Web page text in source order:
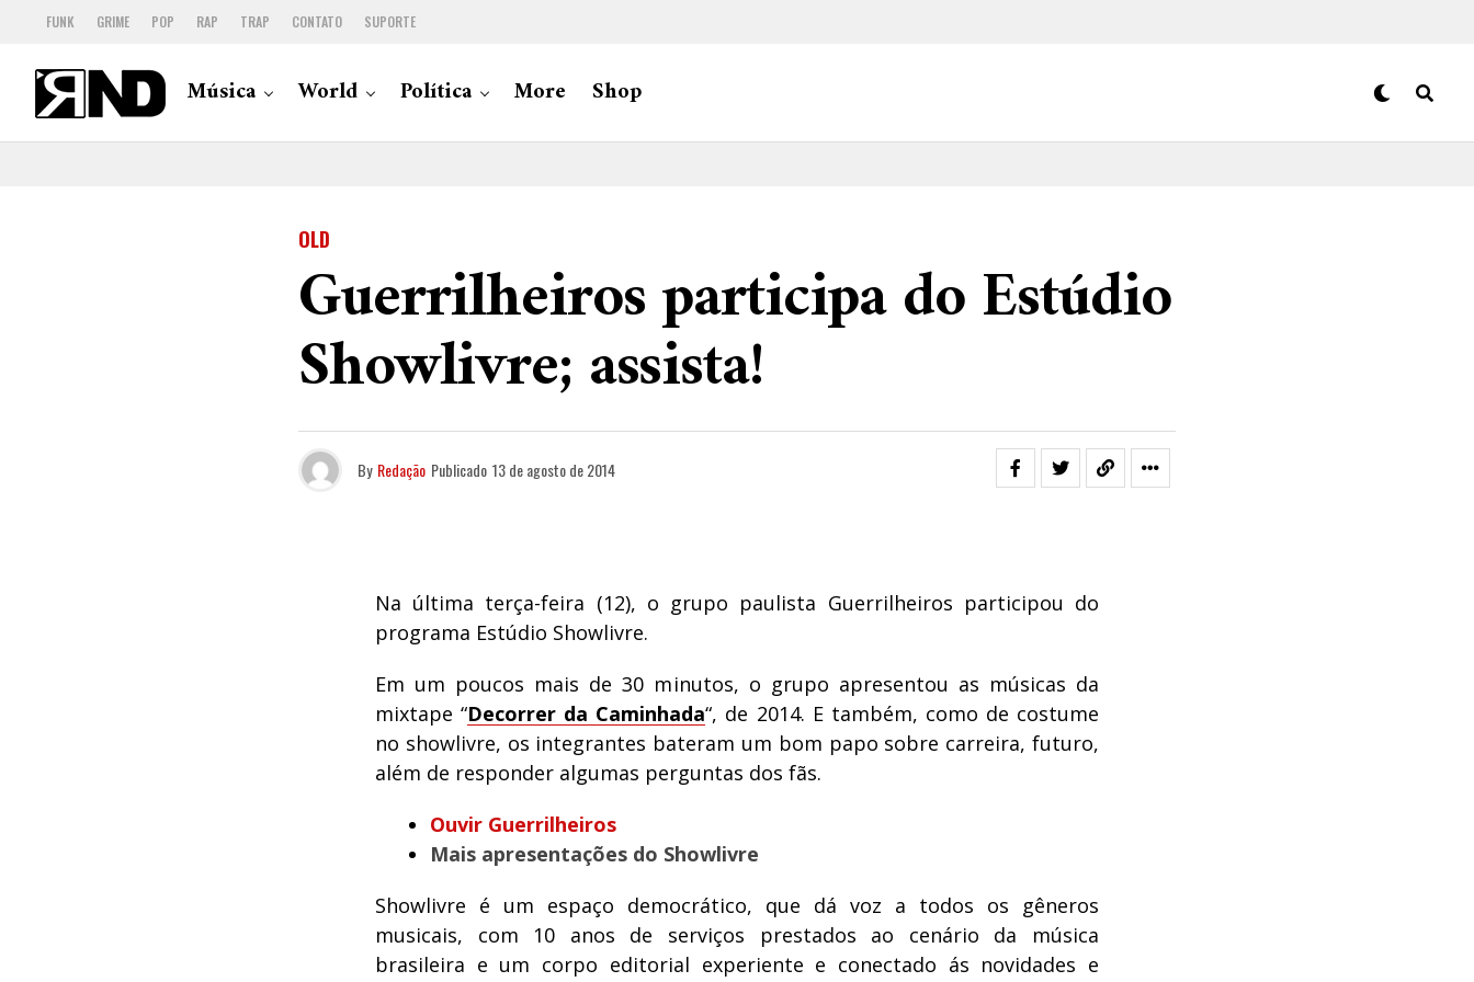
FUNK GRIME POP RAP TRAP CONTATO SUPORTE
Música World Política More Shop
OLD
Guerrilheiros participa do Estúdio
Showlivre; assista!
By Redação Publicado 13 de agosto de 2014
Na última terça-feira (12), o grupo paulista Guerrilheiros participou do
programa Estúdio Showlivre.
Em um poucos mais de 30 minutos, o grupo apresentou as músicas da
mixtape “Decorrer da Caminhada“, de 2014. E também, como de costume
no showlivre, os integrantes bateram um bom papo sobre carreira, futuro,
além de responder algumas perguntas dos fãs.
Ouvir Guerrilheiros
Mais apresentações do Showlivre
Showlivre é um espaço democrático, que dá voz a todos os gêneros
musicais, com 10 anos de serviços prestados ao cenário da música
brasileira e um corpo editorial experiente e conectado ás novidades e